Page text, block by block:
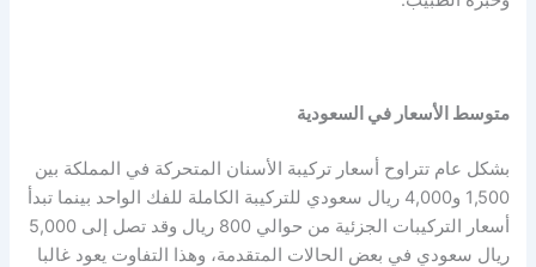
متوسط الأسعار في السعودية
بشكل عام تتراوح أسعار تركيبة الأسنان المتحركة في المملكة بين
1,500 و4,000 ريال سعودي للتركيبة الكاملة للفك الواحد بينما تبدأ
أسعار التركيبات الجزئية من حوالي 800 ريال وقد تصل إلى 5,000
ريال سعودي في بعض الحالات المتقدمة، وهذا التفاوت يعود غالبا